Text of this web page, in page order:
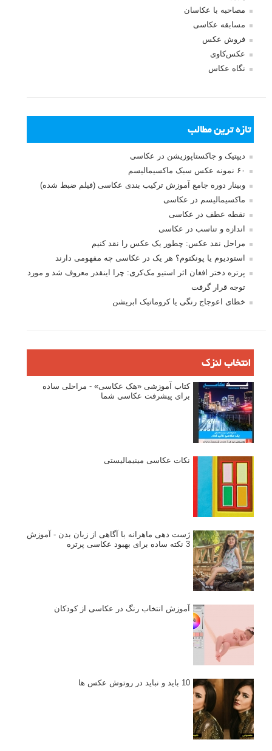
مصاحبه با عکاسان
مسابقه عکاسی
فروش عکس
عکس‌کاوی
نگاه عکاس
تازه ترین مطالب
دیپتیک و جاکستا‌پوزیشن در عکاسی
۶۰ نمونه عکس سبک ماکسیمالیسم
وبینار دوره جامع آموزش ترکیب بندی عکاسی (فیلم ضبط شده)
ماکسیمالیسم در عکاسی
نقطه عطف در عکاسی
اندازه و تناسب در عکاسی
مراحل نقد عکس: چطور یک عکس را نقد کنیم
استودیوم یا پونکتوم؟ هر یک در عکاسی چه مفهومی دارند
پرتره دختر افغان اثر استیو مک‌کری: چرا اینقدر معروف شد و مورد
توجه قرار گرفت
خطای اعوجاج رنگی یا کروماتیک ابریشن
انتخاب لنزک
کتاب آموزشی «هک عکاسی» - مراحلی ساده
برای پیشرفت عکاسی شما
نکات عکاسی مینیمالیستی
ژست دهی ماهرانه با آگاهی از زبان بدن - آموزش
3 نکته ساده برای بهبود عکاسی پرتره
آموزش انتخاب رنگ در عکاسی از کودکان
10 باید و نباید در روتوش عکس ها